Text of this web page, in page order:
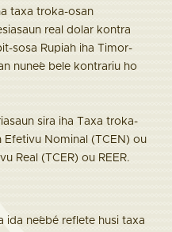
taxa troka-osan
real dolar kontra
sosa Rupiah iha Timor-
nune´e bele kontrariu ho
sira iha Taxa troka-
Nominal (TCEN) ou
Real (TCER) ou REER.
ida ne´ebé reflete husi taxa